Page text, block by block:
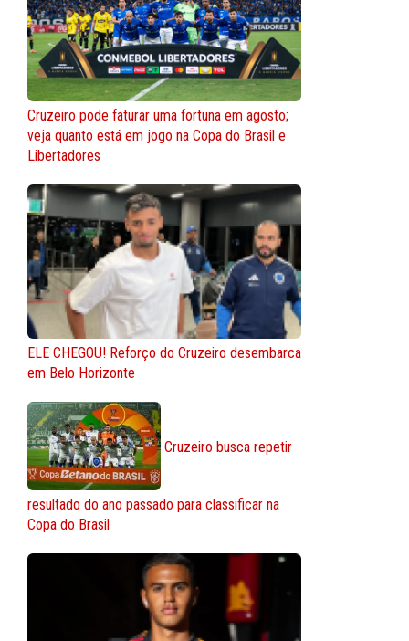
Cruzeiro pode faturar uma fortuna em agosto;
veja quanto está em jogo na Copa do Brasil e
Libertadores
ELE CHEGOU! Reforço do Cruzeiro desembarca
em Belo Horizonte
Cruzeiro busca repetir
resultado do ano passado para classificar na
Copa do Brasil